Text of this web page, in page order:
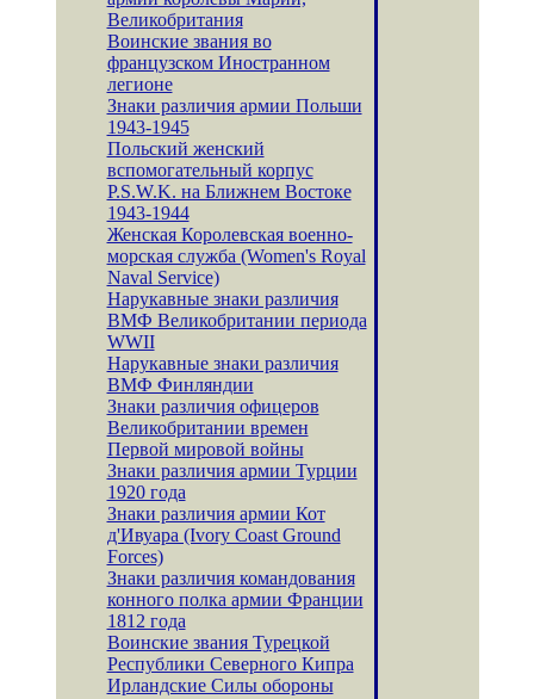
Великобритания
Воинские звания во
французском Иностранном
легионе
Знаки различия армии Польши
1943-1945
Польский женский
вспомогательный корпус
P.S.W.K. на Ближнем Востоке
1943-1944
Женская Королевская военно-
морская служба (Women's Royal
Naval Service)
Нарукавные знаки различия
ВМФ Великобритании периода
WWII
Нарукавные знаки различия
ВМФ Финляндии
Знаки различия офицеров
Великобритании времен
Первой мировой войны
Знаки различия армии Турции
1920 года
Знаки различия армии Кот
д'Ивуара (Ivory Coast Ground
Forces)
Знаки различия командования
конного полка армии Франции
1812 года
Воинские звания Турецкой
Республики Северного Кипра
Ирландские Силы обороны